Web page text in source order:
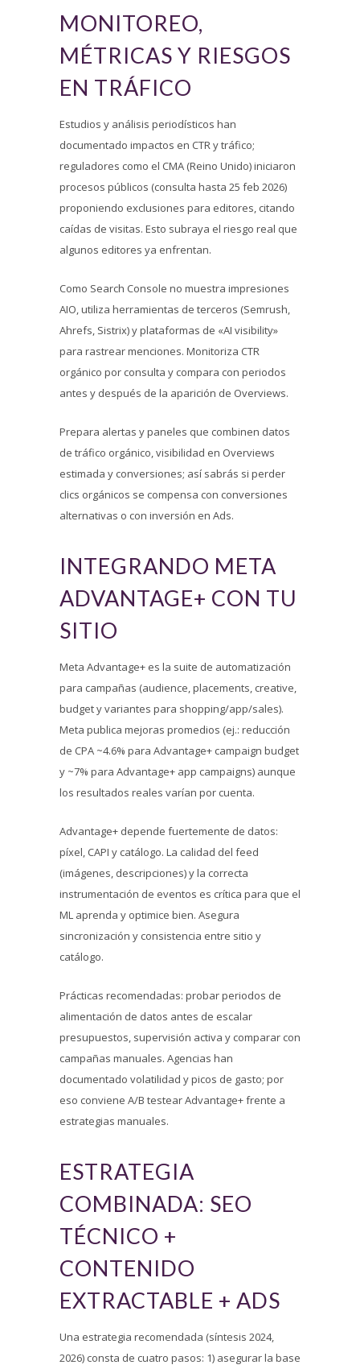
MONITOREO,
MÉTRICAS Y RIESGOS
EN TRÁFICO
Estudios y análisis periodísticos han
documentado impactos en CTR y tráfico;
reguladores como el CMA (Reino Unido) iniciaron
procesos públicos (consulta hasta 25 feb 2026)
proponiendo exclusiones para editores, citando
caídas de visitas. Esto subraya el riesgo real que
algunos editores ya enfrentan.
Como Search Console no muestra impresiones
AIO, utiliza herramientas de terceros (Semrush,
Ahrefs, Sistrix) y plataformas de «AI visibility»
para rastrear menciones. Monitoriza CTR
orgánico por consulta y compara con periodos
antes y después de la aparición de Overviews.
Prepara alertas y paneles que combinen datos
de tráfico orgánico, visibilidad en Overviews
estimada y conversiones; así sabrás si perder
clics orgánicos se compensa con conversiones
alternativas o con inversión en Ads.
INTEGRANDO META
ADVANTAGE+ CON TU
SITIO
Meta Advantage+ es la suite de automatización
para campañas (audience, placements, creative,
budget y variantes para shopping/app/sales).
Meta publica mejoras promedios (ej.: reducción
de CPA ~4.6% para Advantage+ campaign budget
y ~7% para Advantage+ app campaigns) aunque
los resultados reales varían por cuenta.
Advantage+ depende fuertemente de datos:
píxel, CAPI y catálogo. La calidad del feed
(imágenes, descripciones) y la correcta
instrumentación de eventos es crítica para que el
ML aprenda y optimice bien. Asegura
sincronización y consistencia entre sitio y
catálogo.
Prácticas recomendadas: probar periodos de
alimentación de datos antes de escalar
presupuestos, supervisión activa y comparar con
campañas manuales. Agencias han
documentado volatilidad y picos de gasto; por
eso conviene A/B testear Advantage+ frente a
estrategias manuales.
ESTRATEGIA
COMBINADA: SEO
TÉCNICO +
CONTENIDO
EXTRACTABLE + ADS
Una estrategia recomendada (síntesis 2024,
2026) consta de cuatro pasos: 1) asegurar la base